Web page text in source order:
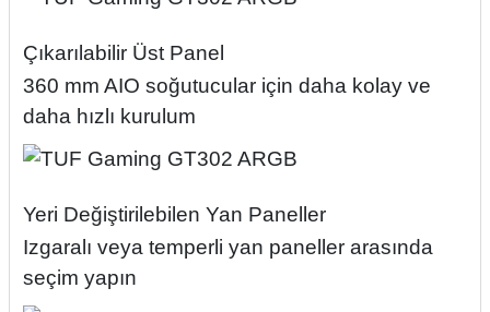
Çıkarılabilir Üst Panel
360 mm AIO soğutucular için daha kolay ve
daha hızlı kurulum
Yeri Değiştirilebilen Yan Paneller
Izgaralı veya temperli yan paneller arasında
seçim yapın